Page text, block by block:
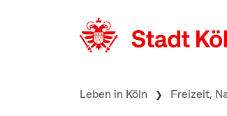
Leben in Köln Freizeit,